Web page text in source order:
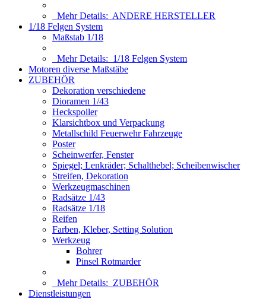
Mehr Details: ANDERE HERSTELLER
1/18 Felgen System
Maßstab 1/18
Mehr Details: 1/18 Felgen System
Motoren diverse Maßstäbe
ZUBEHÖR
Dekoration verschiedene
Dioramen 1/43
Heckspoiler
Klarsichtbox und Verpackung
Metallschild Feuerwehr Fahrzeuge
Poster
Scheinwerfer, Fenster
Spiegel; Lenkräder; Schalthebel; Scheibenwischer
Streifen, Dekoration
Werkzeugmaschinen
Radsätze 1/43
Radsätze 1/18
Reifen
Farben, Kleber, Setting Solution
Werkzeug
Bohrer
Pinsel Rotmarder
Mehr Details: ZUBEHÖR
Dienstleistungen